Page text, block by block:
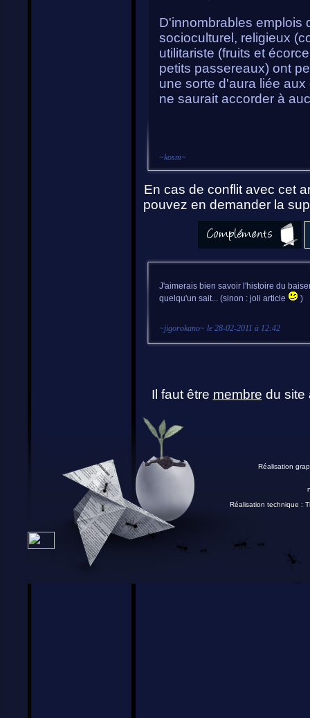
D'innombrables emplois
socioculturel, religieux
utilitariste (fruits et
petits passereaux) ont
une sorte d'aura liée
ne saurait accorder à
~kosm~
En cas de conflit avec cet
pouvez en demander la
J'aimerais bien savoir l'histoire du
quelqu'un sait... (sinon : joli article
)
~jigorokano~ le 28-02-2011 à 12:42
Il faut être membre du site
Réalisation
Réalisation technique :